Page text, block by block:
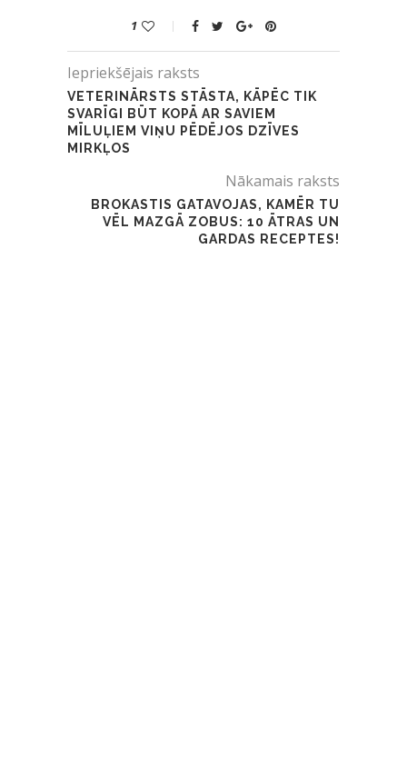
1
Iepriekšējais raksts
VETERINĀRSTS STĀSTA, KĀPĒC TIK
SVARĪGI BŪT KOPĀ AR SAVIEM
MĪLUĻIEM VIŅU PĒDĒJOS DZĪVES
MIRKĻOS
Nākamais raksts
BROKASTIS GATAVOJAS, KAMĒR TU
VĒL MAZGĀ ZOBUS: 10 ĀTRAS UN
GARDAS RECEPTES!